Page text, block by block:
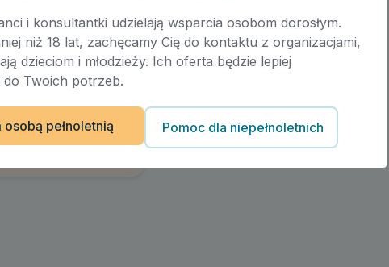
i konsultantki udzielają wsparcia osobom dorosłym.
niż 18 lat, zachęcamy Cię do kontaktu z organizacjami,
dzieciom i młodzieży. Ich oferta będzie lepiej
do Twoich potrzeb.
osobą pełnoletnią Pomoc dla niepełnoletnich